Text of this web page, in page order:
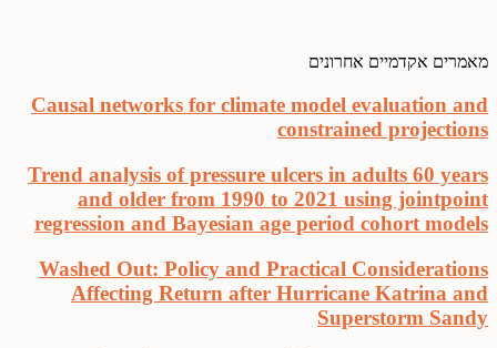
מאמרים אקדמיים אחרונים
Causal networks for climate model evaluation and
constrained projections
Trend analysis of pressure ulcers in adults 60 years
and older from 1990 to 2021 using jointpoint
regression and Bayesian age period cohort models
Washed Out: Policy and Practical Considerations
Affecting Return after Hurricane Katrina and
Superstorm Sandy